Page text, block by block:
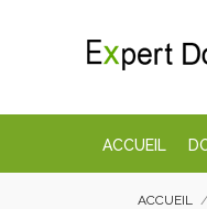
ACCUEIL
ACCUEIL